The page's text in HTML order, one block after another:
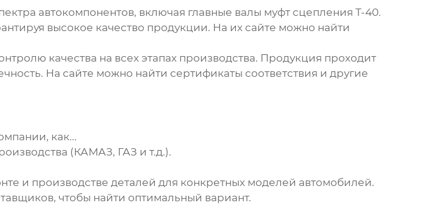
автокомпонентов, включая главные валы муфт сцепления Т-40.
высокое качество продукции. На их сайте можно найти
качества на всех этапах производства. Продукция проходит
На сайте можно найти сертификаты соответствия и другие
как...
(КАМАЗ, ГАЗ и т.д.).
и производстве деталей для конкретных моделей автомобилей.
чтобы найти оптимальный вариант.